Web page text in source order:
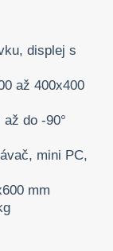
displej s
až 400x400
do -90°
mini PC,
mm